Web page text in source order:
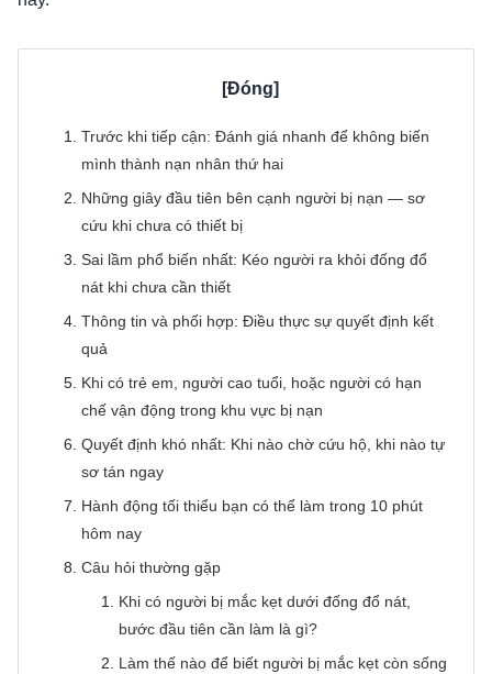
Trước khi tiếp cận: Đánh giá nhanh để không biến
mình thành nạn nhân thứ hai
Những giây đầu tiên bên cạnh người bị nạn — sơ
cứu khi chưa có thiết bị
Sai lầm phổ biến nhất: Kéo người ra khỏi đống đổ
nát khi chưa cần thiết
Thông tin và phối hợp: Điều thực sự quyết định kết
quả
Khi có trẻ em, người cao tuổi, hoặc người có hạn
chế vận động trong khu vực bị nạn
Quyết định khó nhất: Khi nào chờ cứu hộ, khi nào tự
sơ tán ngay
Hành động tối thiểu bạn có thể làm trong 10 phút
hôm nay
Câu hỏi thường gặp
Khi có người bị mắc kẹt dưới đống đổ nát,
bước đầu tiên cần làm là gì?
Làm thế nào để biết người bị mắc kẹt còn sống